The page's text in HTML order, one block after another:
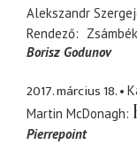
Alekszandr
Rendező
Borisz Godunov
2017. március 18.
Martin McDonagh
Pierrepoint